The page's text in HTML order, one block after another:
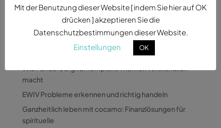
Neueste Beiträge
Wie Pandora Digital komplexe Themen verständlich
macht
EWIV Probleme erkennen und richtig handeln
Ganzheitlich leben mit cocamo: Finanzlösungen für
spirituelle
Mit der Benutzung dieser Website [ indem Sie hier auf OK
drücken ] akzeptieren Sie die
Datenschutzbestimmungen dieser Website.
Einstellungen
OK